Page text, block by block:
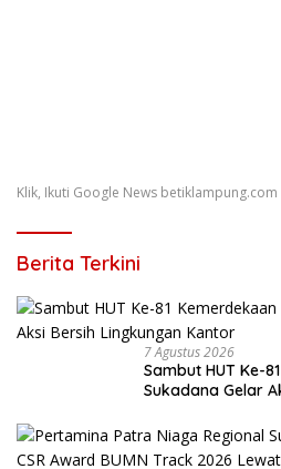
Klik, Ikuti Google News betiklampung.com
Berita Terkini
7 Agustus 2026
Sambut HUT Ke-
Sukadana Gelar